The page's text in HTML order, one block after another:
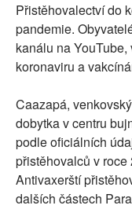
Přistěhovalectví do
pandemie.
kanálu na
koronaviru a
Caazapá,
dobytka v centru
podle oficiálních
přistěhovalců v
Antivaxerští
dalších částech